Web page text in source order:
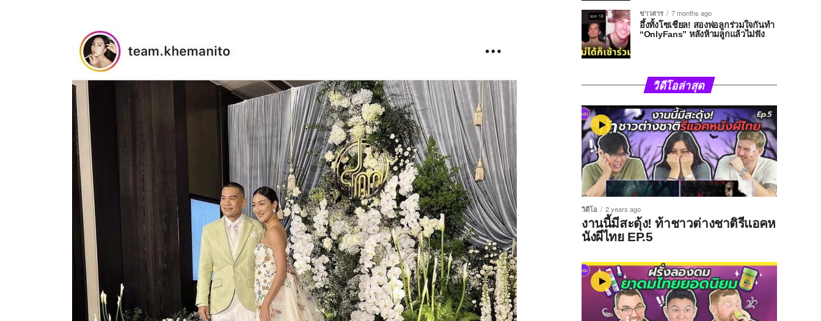
ข่าวสาร
7 months ago
อึ้งทั้งโซเชียล! สองพ่อลูกร่วมใจกันทำ
“OnlyFans” หลังห้ามลูกแล้วไม่ฟัง
วิดีโอล่าสุด
วิดีโอ 2 years ago
งานนี้มีสะดุ้ง! ท้าชาวต่างชาติรีแอคห
นังผีไทย EP.5